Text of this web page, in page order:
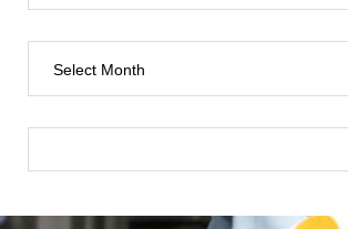
Select Month